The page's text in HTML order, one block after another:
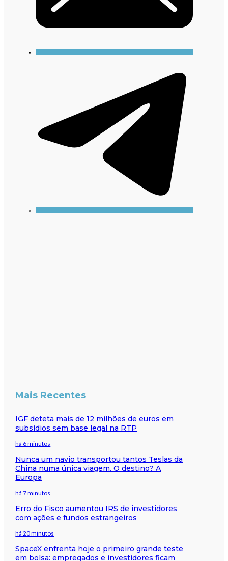
Mais Recentes
IGF deteta mais de 12 milhões de euros em
subsídios sem base legal na RTP
há 6 minutos
Nunca um navio transportou tantos Teslas da
China numa única viagem. O destino? A
Europa
há 7 minutos
Erro do Fisco aumentou IRS de investidores
com ações e fundos estrangeiros
há 20 minutos
SpaceX enfrenta hoje o primeiro grande teste
em bolsa: empregados e investidores ficam